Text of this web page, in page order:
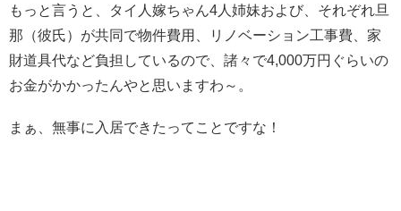
もっと言うと、タイ人嫁ちゃん4人姉妹および、それぞれ旦
那（彼氏）が共同で物件費用、リノベーション工事費、家
財道具代など負担しているので、諸々で4,000万円ぐらいの
お金がかかったんやと思いますわ～。
まぁ、無事に入居できたってことですな！